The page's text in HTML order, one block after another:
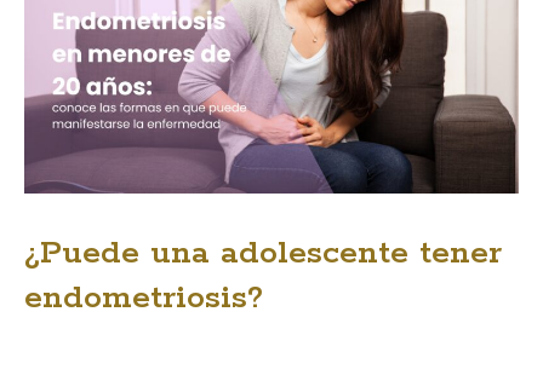
¿Puede una adolescente tener
endometriosis?